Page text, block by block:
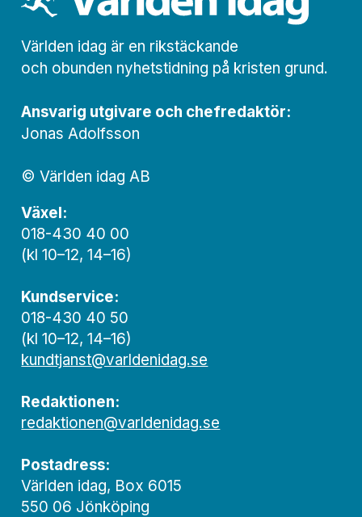
Världen idag är en rikstäckande
och obunden nyhets­­­tidning på kristen grund.
Ansvarig utgivare och chef­redaktör:
Jonas Adolfsson
© Världen idag AB
Växel:
018-430 40 00
(kl 10–12, 14–16)
Kundservice:
018-430 40 50
(kl 10–12, 14–16)
kundtjanst@varldenidag.se
Redaktionen:
redaktionen@varldenidag.se
Postadress:
Världen idag, Box 6015
550 06 Jönköping